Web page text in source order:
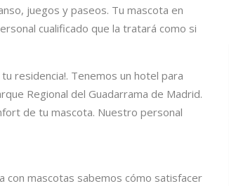
juegos y paseos. Tu mascota en
cualificado que la tratará como si
residencia!. Tenemos un hotel para
Regional del Guadarrama de Madrid.
de tu mascota. Nuestro personal
con mascotas sabemos cómo satisfacer